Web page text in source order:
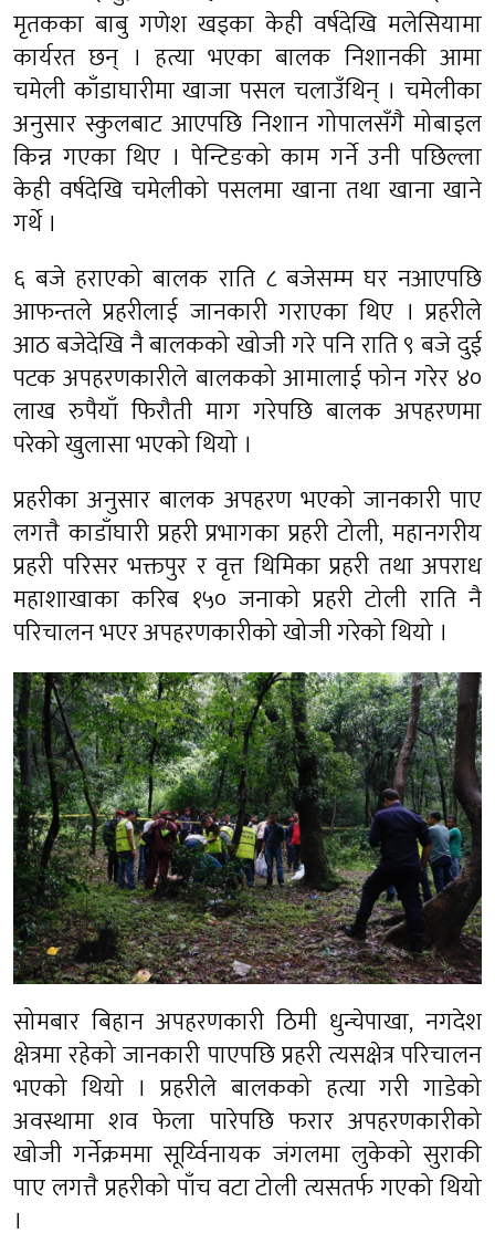
मृतकका बाबु गणेश खड्का केही वर्षदेखि मलेसियामा
कार्यरत छन् । हत्या भएका बालक निशानकी आमा
चमेली काँडाघारीमा खाजा पसल चलाउँथिन् । चमेलीका
अनुसार स्कुलबाट आएपछि निशान गोपालसँगै मोबाइल
किन्न गएका थिए । पेन्टिङको काम गर्ने उनी पछिल्ला
केही वर्षदेखि चमेलीको पसलमा खाना तथा खाना खाने
गर्थे ।
६ बजे हराएको बालक राति ८ बजेसम्म घर नआएपछि
आफन्तले प्रहरीलाई जानकारी गराएका थिए । प्रहरीले
आठ बजेदेखि नै बालकको खोजी गरे पनि राति ९ बजे दुई
पटक अपहरणकारीले बालकको आमालाई फोन गरेर ४०
लाख रुपैयाँ फिरौती माग गरेपछि बालक अपहरणमा
परेको खुलासा भएको थियो ।
प्रहरीका अनुसार बालक अपहरण भएको जानकारी पाए
लगत्तै काडाँघारी प्रहरी प्रभागका प्रहरी टोली, महानगरीय
प्रहरी परिसर भक्तपुर र वृत्त थिमिका प्रहरी तथा अपराध
महाशाखाका करिब १५० जनाको प्रहरी टोली राति नै
परिचालन भएर अपहरणकारीको खोजी गरेको थियो ।
सोमबार बिहान अपहरणकारी ठिमी धुन्चेपाखा, नगदेश
क्षेत्रमा रहेको जानकारी पाएपछि प्रहरी त्यसक्षेत्र परिचालन
भएको थियो । प्रहरीले बालकको हत्या गरी गाडेको
अवस्थामा शव फेला पारेपछि फरार अपहरणकारीको
खोजी गर्नेक्रममा सूर्य्विनायक जंगलमा लुकेको सुराकी
पाए लगत्तै प्रहरीको पाँच वटा टोली त्यसतर्फ गएको थियो
।